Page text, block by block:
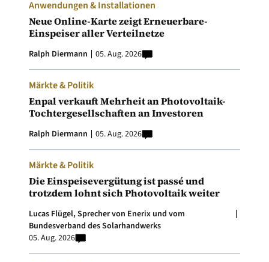
Anwendungen & Installationen
Neue Online-Karte zeigt Erneuerbare-
Einspeiser aller Verteilnetze
Ralph Diermann 05. Aug. 2026
Märkte & Politik
Enpal verkauft Mehrheit an Photovoltaik-
Tochtergesellschaften an Investoren
Ralph Diermann 05. Aug. 2026
Märkte & Politik
Die Einspeisevergütung ist passé und
trotzdem lohnt sich Photovoltaik weiter
Lucas Flügel, Sprecher von Enerix und vom
Bundesverband des Solarhandwerks
05. Aug. 2026